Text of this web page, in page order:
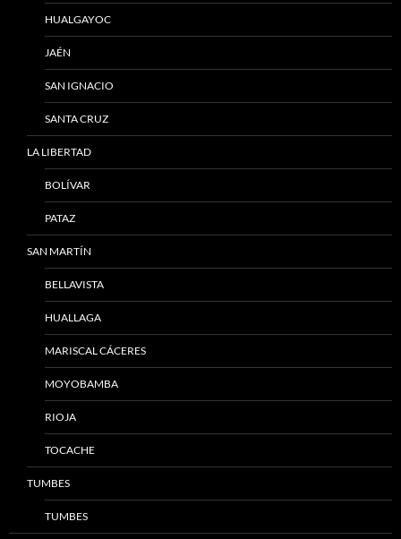
HUALGAYOC
JAÉN
SAN IGNACIO
SANTA CRUZ
LA LIBERTAD
BOLÍVAR
PATAZ
SAN MARTÍN
BELLAVISTA
HUALLAGA
MARISCAL CÁCERES
MOYOBAMBA
RIOJA
TOCACHE
TUMBES
TUMBES